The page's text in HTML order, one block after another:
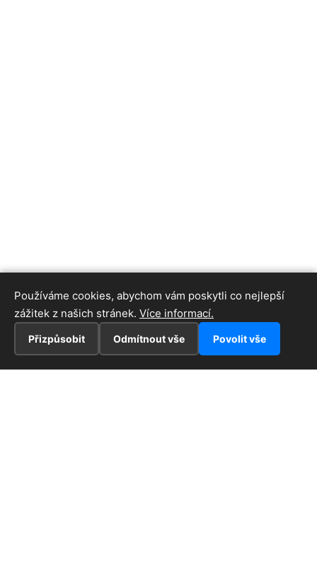
Používáme cookies, abychom vám poskytli co nejlepší
zážitek z našich stránek. Více informací.
Přizpůsobit Odmítnout vše Povolit vše